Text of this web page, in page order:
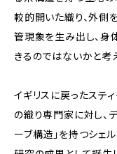
較的開いた織り、外側
管現象を生み出し、身
きるのではないかと考
イギリスに戻ったステ
の織り専門家に対し、
ーブ構造」を持つシェ